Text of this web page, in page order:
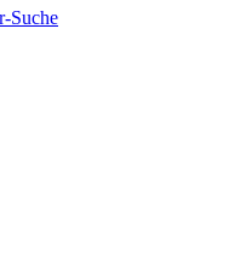
Suche